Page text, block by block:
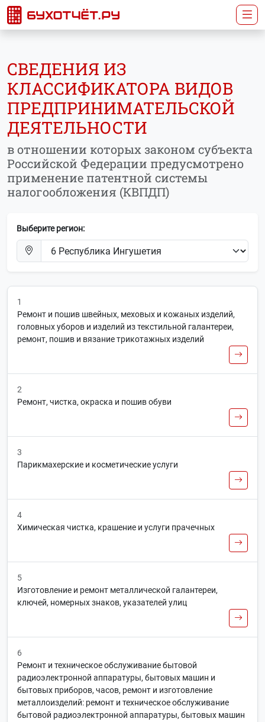
СВЕДЕНИЯ ИЗ
КЛАССИФИКАТОРА ВИДОВ
ПРЕДПРИНИМАТЕЛЬСКОЙ
ДЕЯТЕЛЬНОСТИ
в отношении которых законом субъекта
Российской Федерации предусмотрено
применение патентной системы
налогообложения (КВПДП)
Выберите регион:
1
Ремонт и пошив швейных, меховых и кожаных изделий,
головных уборов и изделий из текстильной галантереи,
ремонт, пошив и вязание трикотажных изделий
2
Ремонт, чистка, окраска и пошив обуви
3
Парикмахерские и косметические услуги
4
Химическая чистка, крашение и услуги прачечных
5
Изготовление и ремонт металлической галантереи,
ключей, номерных знаков, указателей улиц
6
Ремонт и техническое обслуживание бытовой
радиоэлектронной аппаратуры, бытовых машин и
бытовых приборов, часов, ремонт и изготовление
металлоизделий: ремонт и техническое обслуживание
бытовой радиоэлектронной аппаратуры, бытовых машин